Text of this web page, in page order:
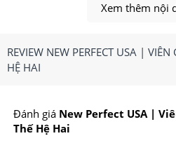
1.Viên giảm cân New
Công dụng chính của viên
-Hỗ trợ quá trình giảm cân và
-Bổ sung các dưỡng chất thiết
Xem thêm nội
REVIEW NEW PERFECT USA |
HỆ HAI
Đánh giá New Perfect USA |
Thế Hệ Hai